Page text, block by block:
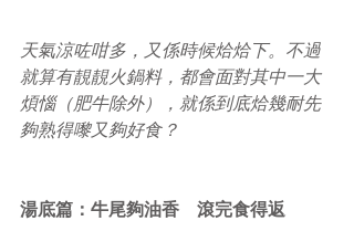
天氣涼咗咁多，又係時候烚烚下。不過
就算有靚靚火鍋料，都會面對其中一大
煩惱（肥牛除外），就係到底烚幾耐先
夠熟得嚟又夠好食？
湯底篇：牛尾夠油香　滾完食得返